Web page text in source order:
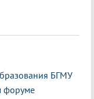
БГМУ
форуме